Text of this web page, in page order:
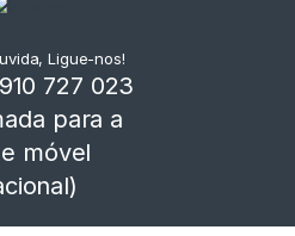
Ligue-nos!
727 023
para a
móvel